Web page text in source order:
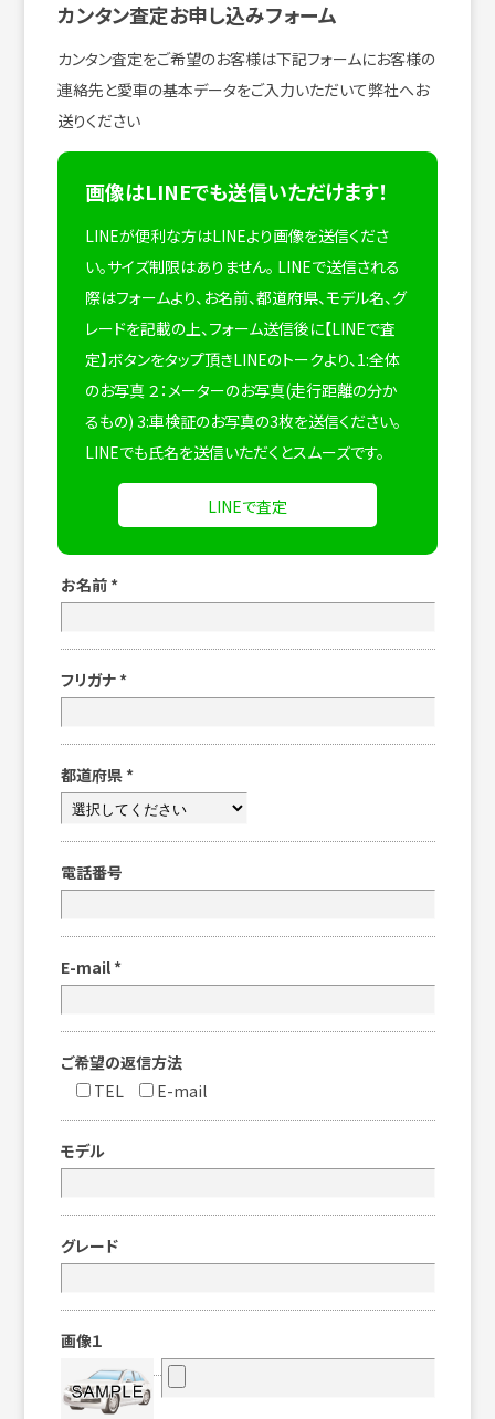
カンタン査定お申し込みフォーム
カンタン査定をご希望のお客様は下記フォームにお客様の
連絡先と愛車の基本データをご入力いただいて弊社へお
送りください
画像はLINEでも送信いただけます！
LINEが便利な方はLINEより画像を送信くださ
い。サイズ制限はありません。 LINEで送信される
際はフォームより、お名前、都道府県、モデル名、グ
レードを記載の上、フォーム送信後に【LINEで査
定】ボタンをタップ頂きLINEのトークより、1:全体
のお写真 ２：メーターのお写真(走行距離の分か
るもの) 3:車検証のお写真の3枚を送信ください。
LINEでも氏名を送信いただくとスムーズです。
LINEで査定
お名前 *
フリガナ *
都道府県 *
電話番号
E-mail *
ご希望の返信方法
TEL
E-mail
モデル
グレード
画像１